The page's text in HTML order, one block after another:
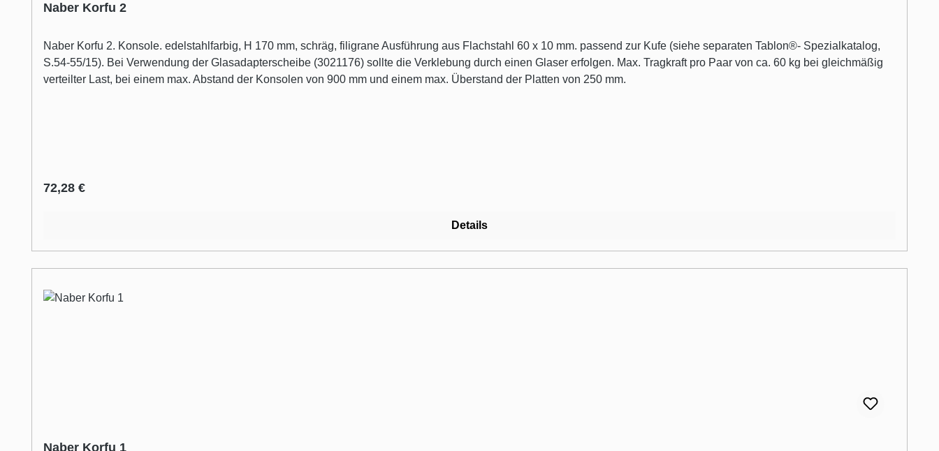
Naber Korfu 2
Naber Korfu 2. Konsole. edelstahlfarbig, H 170 mm, schräg, filigrane Ausführung aus Flachstahl 60 x 10 mm. passend zur Kufe (siehe separaten Tablon®- Spezialkatalog,
S.54-55/15). Bei Verwendung der Glasadapterscheibe (3021176) sollte die Verklebung durch einen Glaser erfolgen. Max. Tragkraft pro Paar von ca. 60 kg bei gleichmäßig
verteilter Last, bei einem max. Abstand der Konsolen von 900 mm und einem max. Überstand der Platten von 250 mm.
Regulärer Preis:
72,28 €
Details
Naber Korfu 1